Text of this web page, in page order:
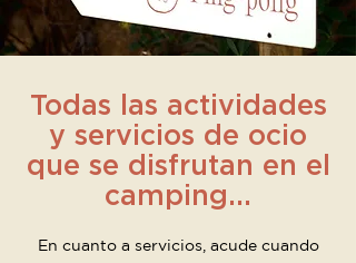
Todas las actividades
y servicios de ocio
que se disfrutan en el
camping...
En cuanto a servicios, acude cuando